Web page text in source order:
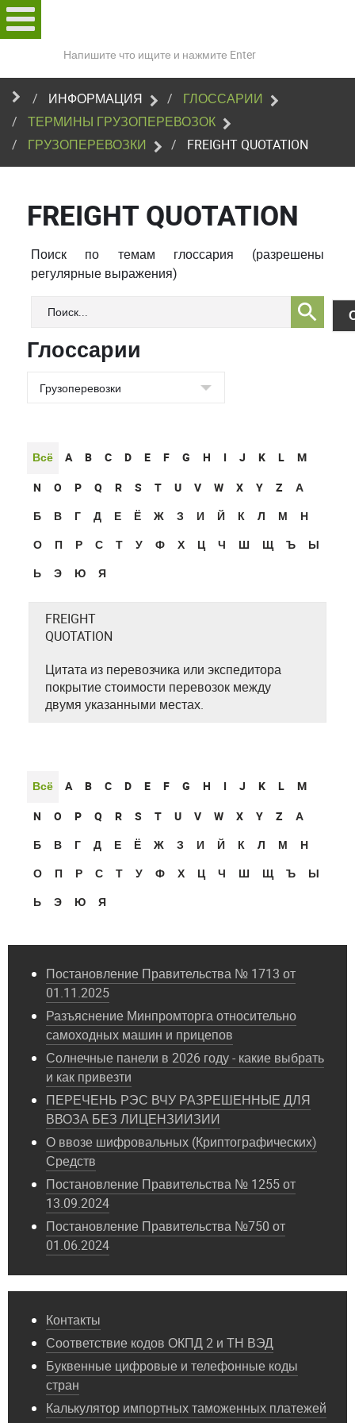
сайту
ИНФОРМАЦИЯ
ГЛОССАРИИ
ТЕРМИНЫ ГРУЗОПЕРЕВОЗОК
ГРУЗОПЕРЕВОЗКИ
FREIGHT QUOTATION
FREIGHT QUOTATION
Поиск по темам глоссария (разрешены
регулярные выражения)
Глоссарии
Всё A B C D E F G H I J K L
M
N
O P Q R S T U V W X Y Z
А
Б
В Г Д Е Ё Ж З И Й К Л М
Н
О
П Р С Т У Ф Х Ц Ч Ш Щ Ъ
Ы
Ь
Э Ю Я
FREIGHT
QUOTATION
Цитата из перевозчика или экспедитора
покрытие стоимости перевозок между
двумя указанными местах.
Всё A B C D E F G H I J K L
M
N
O P Q R S T U V W X Y Z
А
Б
В Г Д Е Ё Ж З И Й К Л М
Н
О
П Р С Т У Ф Х Ц Ч Ш Щ Ъ
Ы
Ь
Э Ю Я
Постановление Правительства № 1713 от
01.11.2025
Разъяснение Минпромторга относительно
самоходных машин и прицепов
Солнечные панели в 2026 году - какие выбрать
и как привезти
ПЕРЕЧЕНЬ РЭС ВЧУ РАЗРЕШЕННЫЕ ДЛЯ
ВВОЗА БЕЗ ЛИЦЕНЗИИЗИИ
О ввозе шифровальных (Криптографических)
Средств
Постановление Правительства № 1255 от
13.09.2024
Постановление Правительства №750 от
01.06.2024
Контакты
Соответствие кодов ОКПД 2 и ТН ВЭД
Буквенные цифровые и телефонные коды
стран
Калькулятор импортных таможенных платежей